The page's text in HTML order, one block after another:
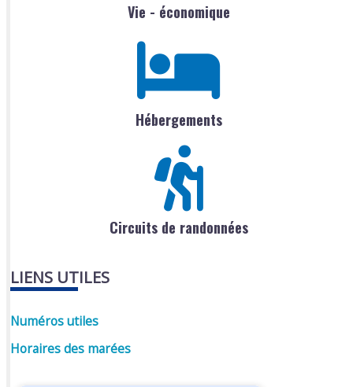
Vie - économique
Hébergements
Circuits de randonnées
LIENS UTILES
Numéros utiles
Horaires des marées